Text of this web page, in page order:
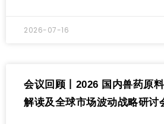
2026-07-16
会议回顾丨2026 国内兽药原
解读及全球市场波动战略研讨